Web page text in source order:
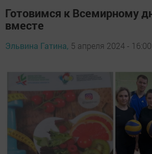
Готовимся к Всемирному
вместе
Эльвина Гатина, 5 апреля 2024 - 16:00